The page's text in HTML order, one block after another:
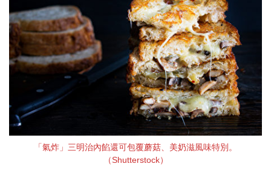
「氣炸」三明治內餡還可包覆蘑菇、美奶滋風味特別。
（Shutterstock）